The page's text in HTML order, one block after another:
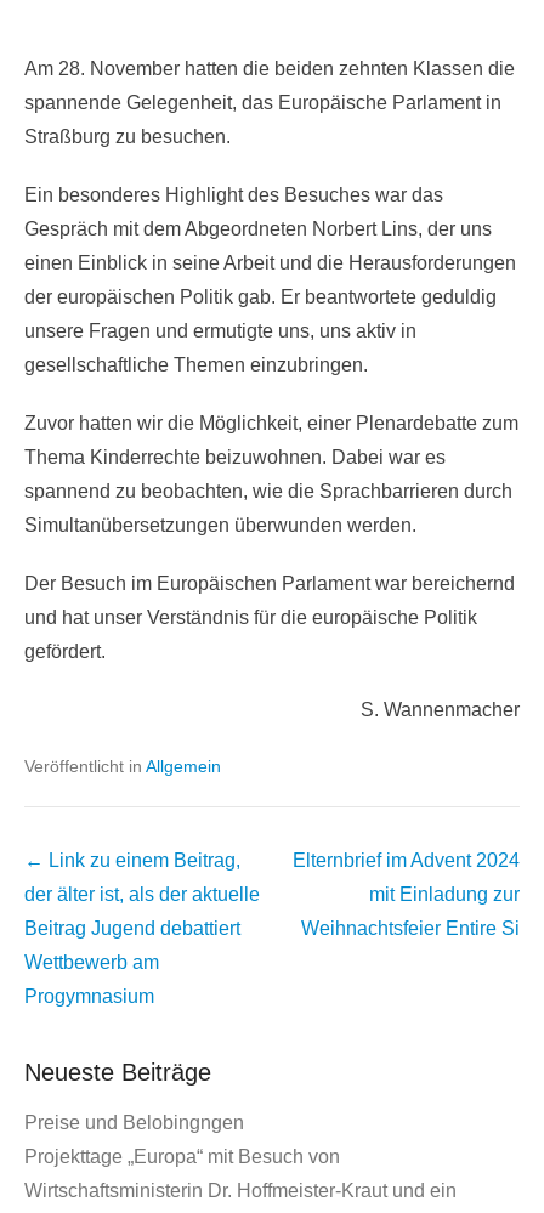
Am 28. November hatten die beiden zehnten Klassen die
spannende Gelegenheit, das Europäische Parlament in
Straßburg zu besuchen.
Ein besonderes Highlight des Besuches war das
Gespräch mit dem Abgeordneten Norbert Lins, der uns
einen Einblick in seine Arbeit und die Herausforderungen
der europäischen Politik gab. Er beantwortete geduldig
unsere Fragen und ermutigte uns, uns aktiv in
gesellschaftliche Themen einzubringen.
Zuvor hatten wir die Möglichkeit, einer Plenardebatte zum
Thema Kinderrechte beizuwohnen. Dabei war es
spannend zu beobachten, wie die Sprachbarrieren durch
Simultanübersetzungen überwunden werden.
Der Besuch im Europäischen Parlament war bereichernd
und hat unser Verständnis für die europäische Politik
gefördert.
S. Wannenmacher
Veröffentlicht in Allgemein
Beitrags
Übersicht
← Link zu einem Beitrag,
der älter ist, als der aktuelle
Beitrag Jugend debattiert
Wettbewerb am
Progymnasium
Elternbrief im Advent 2024
mit Einladung zur
Weihnachtsfeier Entire Si
Neueste Beiträge
Preise und Belobingngen
Projekttage „Europa“ mit Besuch von
Wirtschaftsministerin Dr. Hoffmeister-Kraut und ein